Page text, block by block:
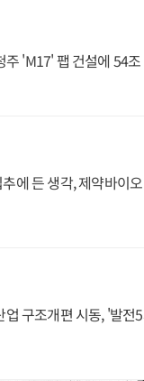
'M17' 팹 건설에 54
에 든 생각, 제약바이
구조개편 시동, '발전